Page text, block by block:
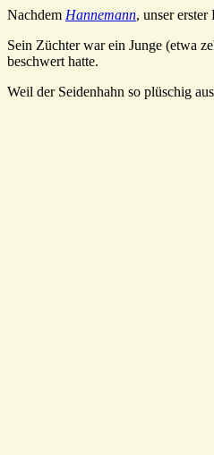
Nachdem Hannemann, unser erster
Sein Züchter war ein Junge (etwa
beschwert hatte.
Weil der Seidenhahn so plüschig